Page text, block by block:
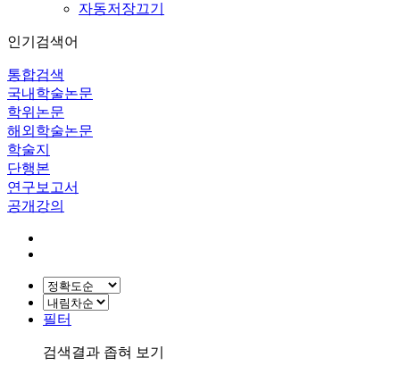
자동저장끄기
인기검색어
통합검색
국내학술논문
학위논문
해외학술논문
학술지
단행본
연구보고서
공개강의
필터
검색결과 좁혀 보기